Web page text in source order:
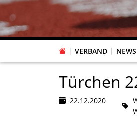
VERBAND NEWS
Türchen
22.12.2020